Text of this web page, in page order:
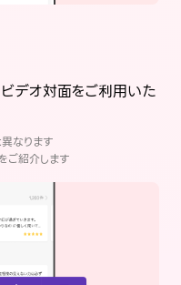
ビデオ対面をご利用いた
なります
ご紹介します